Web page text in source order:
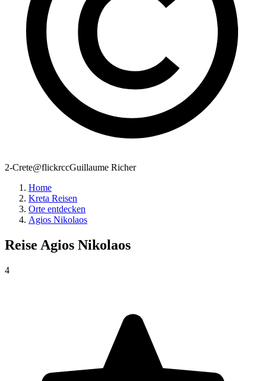
2-Crete@flickrccGuillaume Richer
Home
Kreta Reisen
Orte entdecken
Agios Nikolaos
Reise Agios Nikolaos
4